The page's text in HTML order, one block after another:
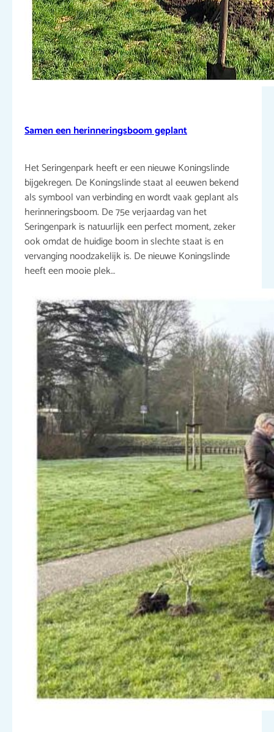
Samen een herinneringsboom geplant
Het Seringenpark heeft er een nieuwe Koningslinde
bijgekregen. De Koningslinde staat al eeuwen bekend
als symbool van verbinding en wordt vaak geplant als
herinneringsboom. De 75e verjaardag van het
Seringenpark is natuurlijk een perfect moment, zeker
ook omdat de huidige boom in slechte staat is en
vervanging noodzakelijk is. De nieuwe Koningslinde
heeft een mooie plek…